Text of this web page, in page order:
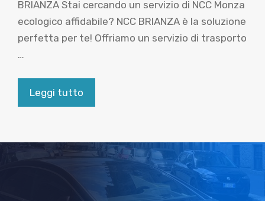
BRIANZA Stai cercando un servizio di NCC Monza
ecologico affidabile? NCC BRIANZA è la soluzione
perfetta per te! Offriamo un servizio di trasporto
…
Leggi tutto